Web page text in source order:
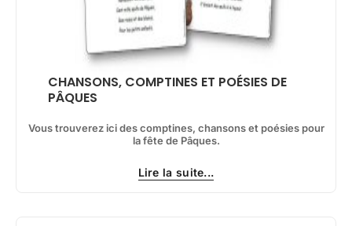
CHANSONS, COMPTINES ET POÉSIES DE
PÂQUES
Vous trouverez ici des comptines, chansons et poésies pour
la fête de Pâques.
Lire la suite...